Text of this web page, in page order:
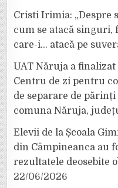
Cristi Irimia: „Despre
cum se atacă singuri,
care-i… atacă pe
UAT Năruja a
Centru de zi pentru
de separare de
comuna Năruja,
Elevii de la Școala
din Câmpineanca au
rezultatele deosebite
22/06/2026